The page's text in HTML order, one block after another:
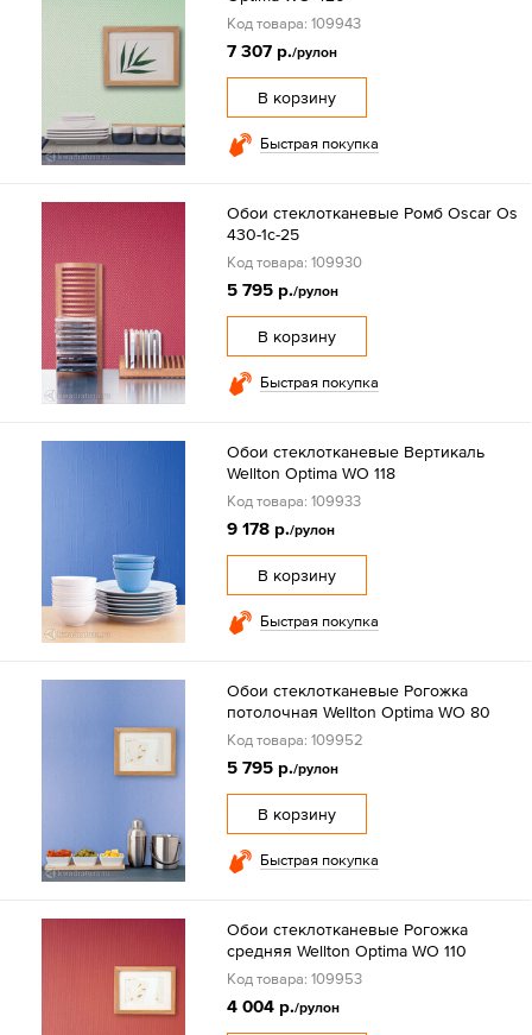
Код товара: 109943
7 307 р./рулон
В корзину
Быстрая покупка
Обои стеклотканевые Ромб Oscar Os
430-1c-25
Код товара: 109930
5 795 р./рулон
В корзину
Быстрая покупка
Обои стеклотканевые Вертикаль
Wellton Optima WO 118
Код товара: 109933
9 178 р./рулон
В корзину
Быстрая покупка
Обои стеклотканевые Рогожка
потолочная Wellton Optima WO 80
Код товара: 109952
5 795 р./рулон
В корзину
Быстрая покупка
Обои стеклотканевые Рогожка
средняя Wellton Optima WO 110
Код товара: 109953
4 004 р./рулон